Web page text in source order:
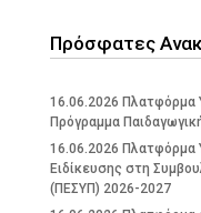
Πρόσφατες
16.06.2026 Πλατφόρμα
Πρόγραμμα
16.06.2026 Πλατφόρμα
Ειδίκευσης στη
(ΠΕΣΥΠ) 2026-2027